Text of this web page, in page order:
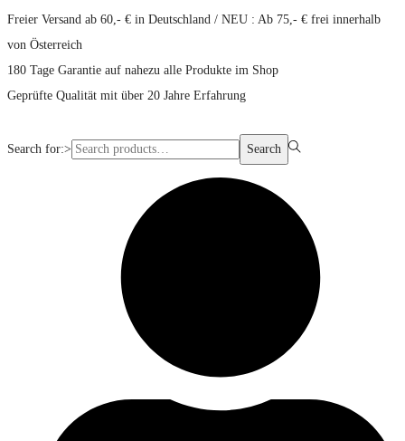
Freier Versand ab 60,- € in Deutschland / NEU : Ab 75,- € frei innerhalb
von Österreich
180 Tage Garantie auf nahezu alle Produkte im Shop
Geprüfte Qualität mit über 20 Jahre Erfahrung
Search for:> Search